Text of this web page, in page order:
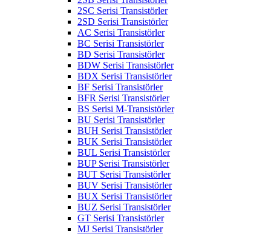
2SC Serisi Transistörler
2SD Serisi Transistörler
AC Serisi Transistörler
BC Serisi Transistörler
BD Serisi Transistörler
BDW Serisi Transistörler
BDX Serisi Transistörler
BF Serisi Transistörler
BFR Serisi Transistörler
BS Serisi M-Transistörler
BU Serisi Transistörler
BUH Serisi Transistörler
BUK Serisi Transistörler
BUL Serisi Transistörler
BUP Serisi Transistörler
BUT Serisi Transistörler
BUV Serisi Transistörler
BUX Serisi Transistörler
BUZ Serisi Transistörler
GT Serisi Transistörler
MJ Serisi Transistörler